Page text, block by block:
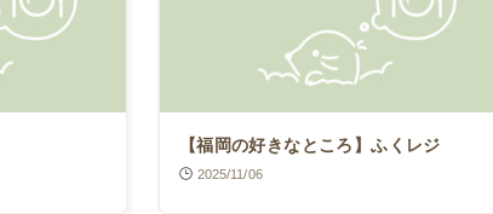
【福岡の好きなところ】ふくレジ
2025/11/06